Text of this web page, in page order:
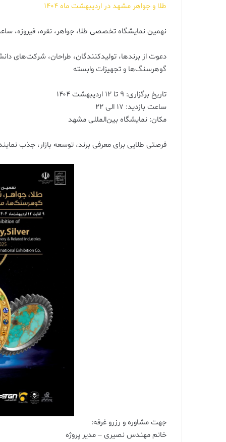
طلا و جواهر مشهد در اردیبهشت ماه 1404
نهمین نمایشگاه تخصصی طلا، جواهر، نقره، فیروزه،
دعوت از برندها، تولیدکنندگان، طراحان، شرکت‌های
گوهرسنگ‌ها و تجهیزات وابسته
تاریخ برگزاری: ۹ تا ۱۲ اردیبهشت ۱۴۰۴
ساعت بازدید: ۱۷ الی ۲۲
مکان: نمایشگاه بین‌المللی مشهد
فرصتی طلایی برای معرفی برند، توسعه بازار، جذب
جهت مشاوره و رزرو غرفه:
خانم مهندس نصیری – مدیر پروژه